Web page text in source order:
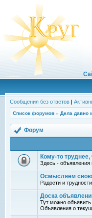
Сообщения без ответов |
Список форумов » Дела давно
Форум
Кому-то
Здесь -
Осмысляем свою
Радости и
Доска
Тут можно
Объявления о